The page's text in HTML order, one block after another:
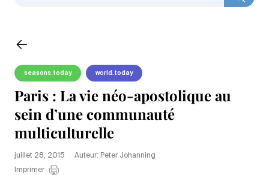
seasons.today world.today
Paris : La vie néo-apostolique au
sein d’une communauté
multiculturelle
juillet 28, 2015
Auteur: Peter Johanning
Imprimer